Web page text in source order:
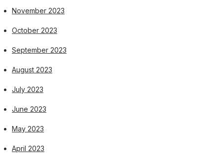
November 2023
October 2023
September 2023
August 2023
July 2023
June 2023
May 2023
April 2023